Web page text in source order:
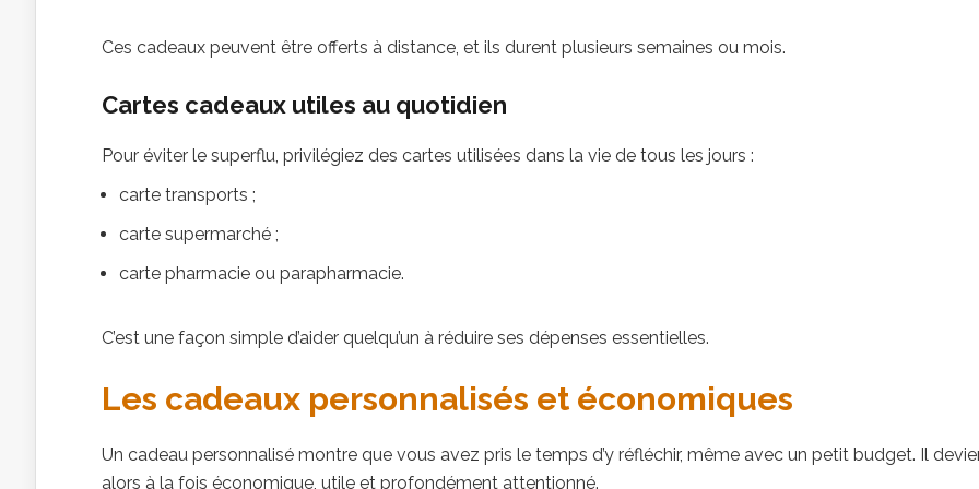
Ces cadeaux peuvent être offerts à distance, et ils durent plusieurs semaines ou mois.
Cartes cadeaux utiles au quotidien
Pour éviter le superflu, privilégiez des cartes utilisées dans la vie de tous les jours :
carte transports ;
carte supermarché ;
carte pharmacie ou parapharmacie.
C’est une façon simple d’aider quelqu’un à réduire ses dépenses essentielles.
Les cadeaux personnalisés et économiques
Un cadeau personnalisé montre que vous avez pris le temps d’y réfléchir, même avec un petit budget. Il
alors à la fois économique, utile et profondément attentionné.